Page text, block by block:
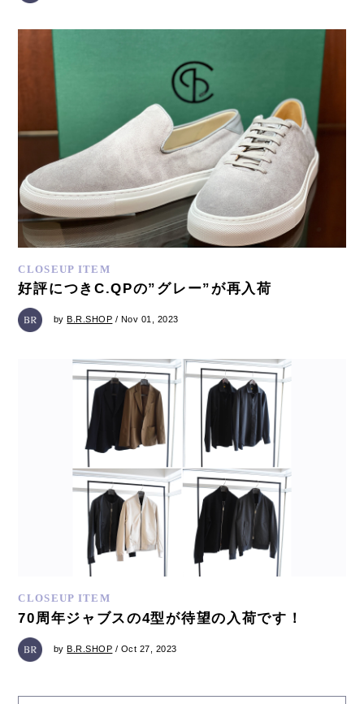
CLOSEUP ITEM
好評につきC.QPの”グレー”が再入荷
byB.R.SHOP / Nov 01, 2023
CLOSEUP ITEM
70周年ジャブスの4型が待望の入荷です！
byB.R.SHOP / Oct 27, 2023